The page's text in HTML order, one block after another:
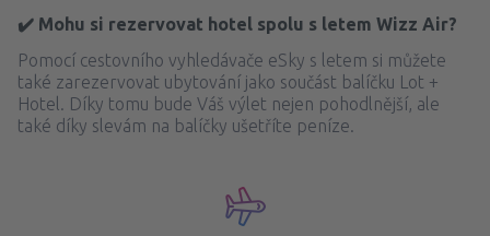
✔️ Mohu si rezervovat hotel spolu s letem Wizz Air?
Pomocí cestovního vyhledávače eSky s letem si můžete
také zarezervovat ubytování jako součást balíčku Lot +
Hotel. Díky tomu bude Váš výlet nejen pohodlnější, ale
také díky slevám na balíčky ušetříte peníze.